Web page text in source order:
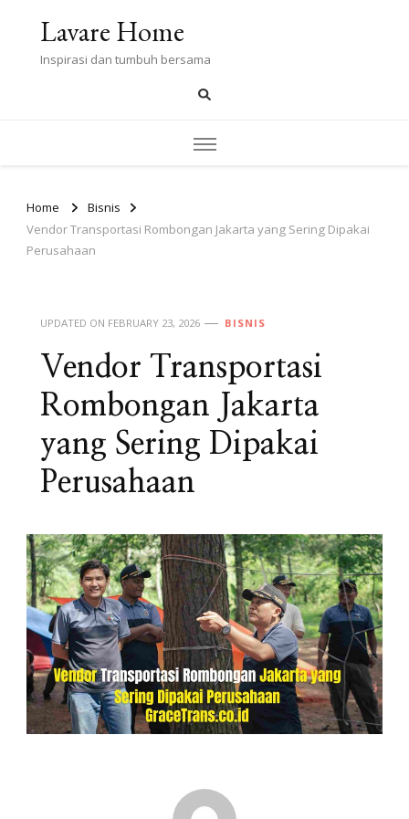
Lavare Home
Inspirasi dan tumbuh bersama
Home
Bisnis
Vendor Transportasi Rombongan Jakarta yang Sering Dipakai
Perusahaan
UPDATED ON FEBRUARY 23, 2026 BISNIS
Vendor Transportasi
Rombongan Jakarta
yang Sering Dipakai
Perusahaan